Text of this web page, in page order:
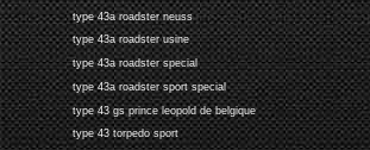
type 43a roadster neuss
type 43a roadster usine
type 43a roadster special
type 43a roadster sport special
type 43 gs prince leopold de belgique
type 43 torpedo sport